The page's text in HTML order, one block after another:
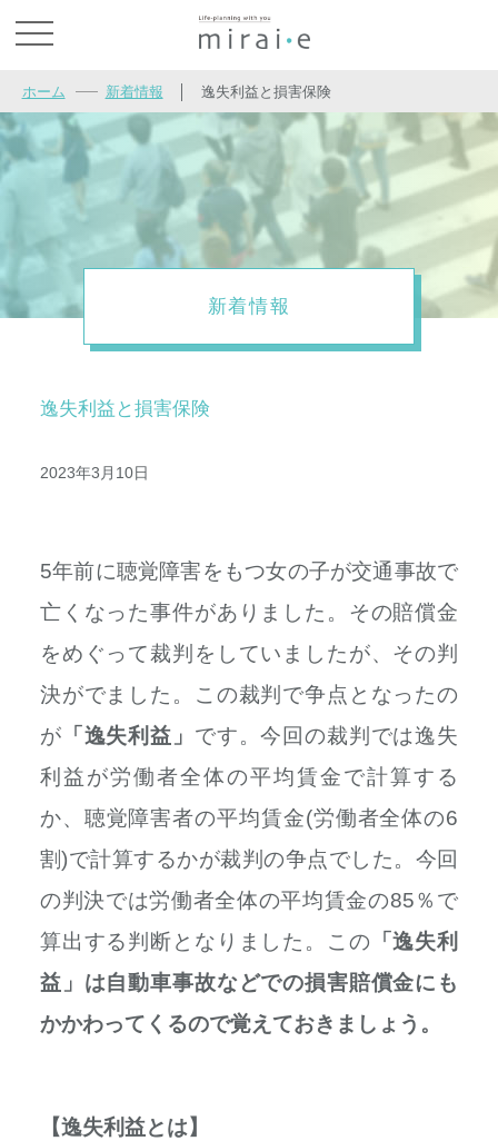
ホーム 新着情報 逸失利益と損害保険
新着情報
逸失利益と損害保険
2023年3月10日
5年前に聴覚障害をもつ女の子が交通事故で
亡くなった事件がありました。その賠償金
をめぐって裁判をしていましたが、その判
決がでました。この裁判で争点となったの
が 「逸失利益」 です。今回の裁判では逸失
利益が労働者全体の平均賃金で計算する
か、聴覚障害者の平均賃金(労働者全体の6
割)で計算するかが裁判の争点でした。今回
の判決では労働者全体の平均賃金の85％で
算出する判断となりました。この 「逸失利
益」は自動車事故などでの損害賠償金にも
かかわってくるので覚えておきましょう。
【逸失利益とは】